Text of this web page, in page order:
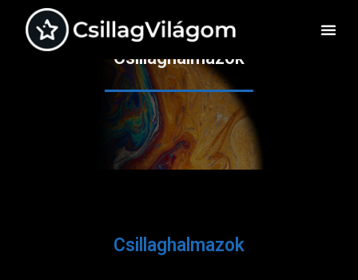
Csillaghalmazok
Csillaghalmazok